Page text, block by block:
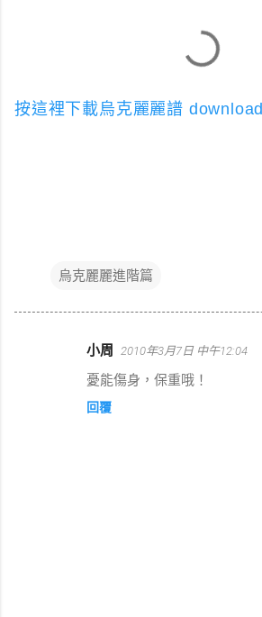
按這裡下載烏克麗麗譜 download
烏克麗麗進階篇
小周 2010年3月7日 中午12:04
憂能傷身，保重哦！
回覆